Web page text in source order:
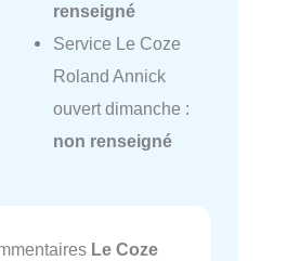
renseigné
Service Le Coze
Roland Annick
ouvert dimanche :
non renseigné
Le Coze